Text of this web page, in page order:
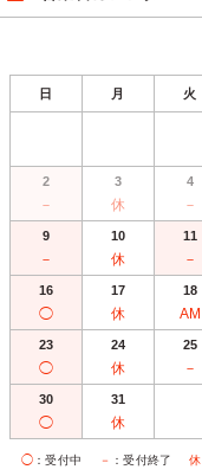
日 月 火
2
－
3
休
4
－
9
－
10
休
11
－
16
◯
17
休
18
AM
23
◯
24
休
25
－
30
◯
31
休
◯ ：受付中 － ：受付終了 休